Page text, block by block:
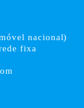
nacional)
fixa